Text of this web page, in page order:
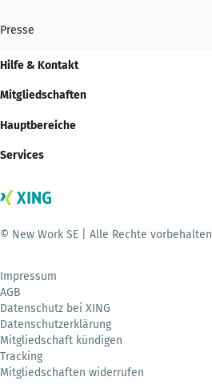
Presse
Hilfe & Kontakt
Mitgliedschaften
Hauptbereiche
Services
© New Work SE | Alle Rechte vorbehalten
Impressum
AGB
Datenschutz bei XING
Datenschutzerklärung
Mitgliedschaft kündigen
Tracking
Mitgliedschaften widerrufen